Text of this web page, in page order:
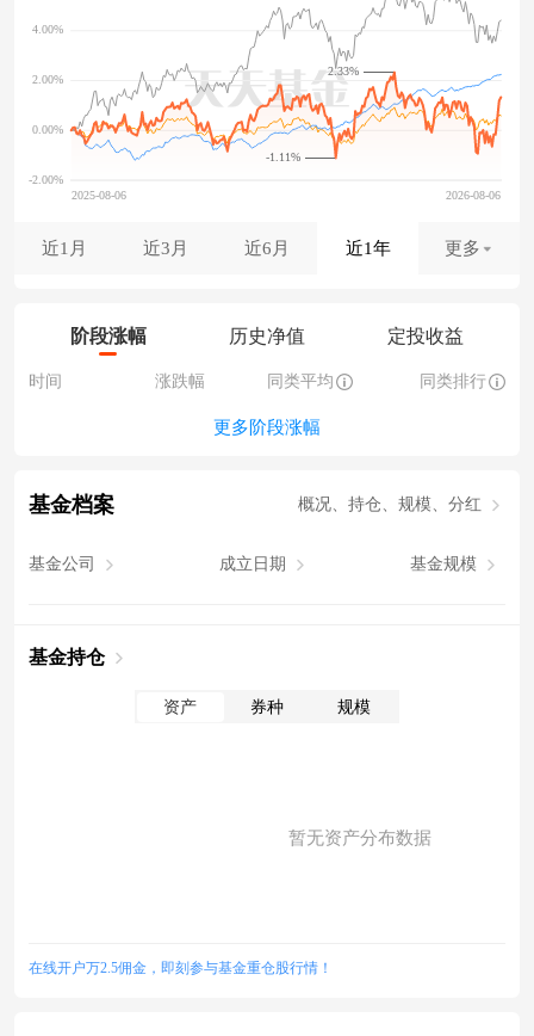
-1.11%
2.33%
近1月 近3月 近6月 近1年 更多
阶段涨幅 历史净值 定投收益
时间 涨跌幅 同类平均 同类排行
更多阶段涨幅
基金档案 概况、持仓、规模、分红
基金公司 成立日期 基金规模
基金持仓
资产 券种 规模
暂无资产分布数据
在线开户万2.5佣金，即刻参与基金重仓股行情！